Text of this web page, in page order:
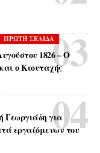
ΠΡΩΤΗ ΣΕΛΙΔΑ
1826 – Ο
ο Κιουταχής
Γεωργιάδη για
εργαζόμενων του